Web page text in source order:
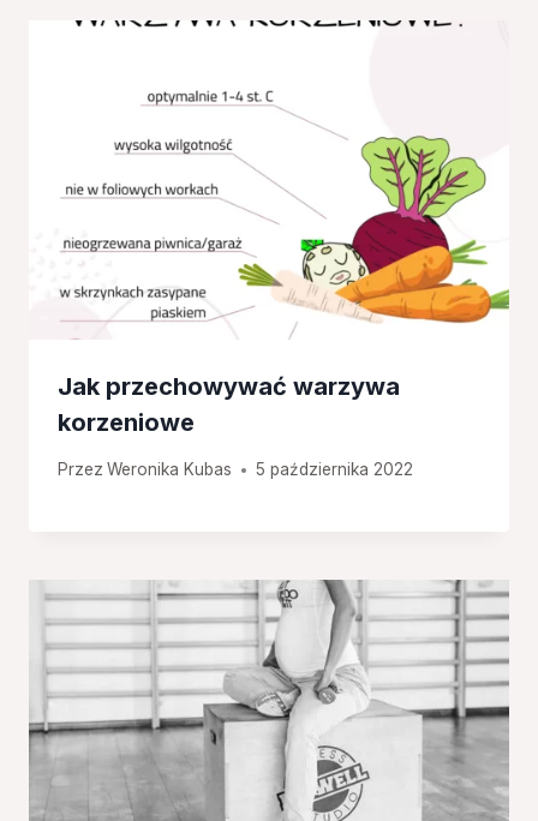
Jak przechowywać warzywa
korzeniowe
Przez Weronika Kubas 5 października 2022